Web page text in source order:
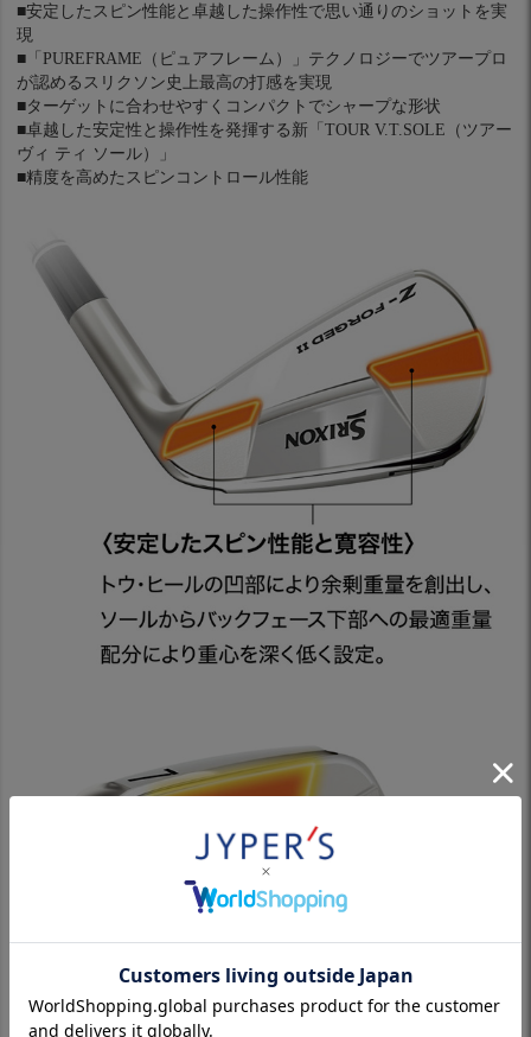
■安定したスピン性能と卓越した操作性で思い通りのショットを実
現
■「PUREFRAME（ピュアフレーム）」テクノロジーでツアープロ
が認めるスリクソン史上最高の打感を実現
■ターゲットに合わせやすくコンパクトでシャープな形状
■卓越した安定性と操作性を発揮する新「TOUR V.T.SOLE（ツアー
ヴィ ティ ソール）」
■精度を高めたスピンコントロール性能